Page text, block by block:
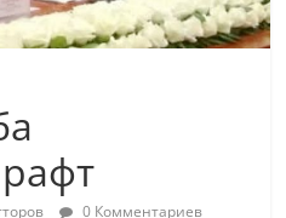
0 Комментариев